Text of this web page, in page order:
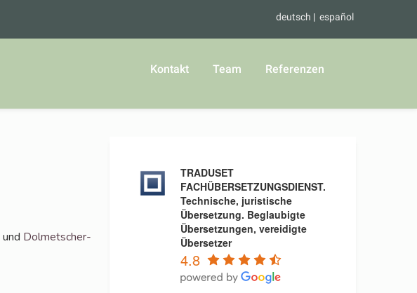
deutsch español
Kontakt Team Referenzen
und Dol­met­scher­
TRADUSET
FACHÜBERSETZUNGSDIENST.
Technische, juristische
Übersetzung. Beglaubigte
Übersetzungen, vereidigte
Übersetzer
4.8